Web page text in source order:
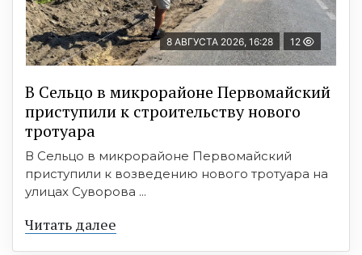
8 АВГУСТА 2026, 16:28 12
В Сельцо в микрорайоне Первомайский
приступили к строительству нового
тротуара
В Сельцо в микрорайоне Первомайский
приступили к возведению нового тротуара на
улицах Суворова ...
Читать далее